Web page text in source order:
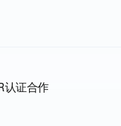
购
认证合作